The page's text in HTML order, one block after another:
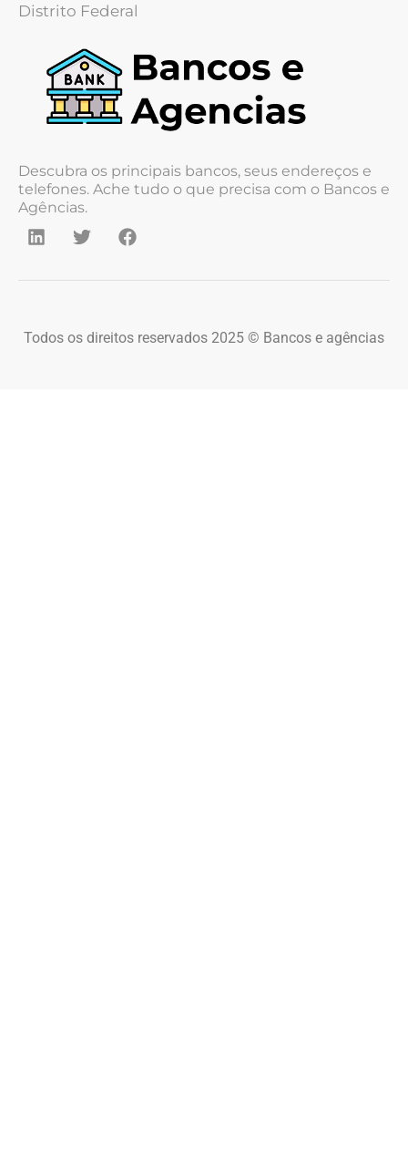
Distrito Federal
Descubra os principais bancos, seus endereços e
telefones. Ache tudo o que precisa com o Bancos e
Agências.
Todos os direitos reservados 2025 © Bancos e agências